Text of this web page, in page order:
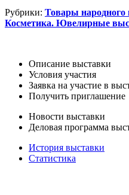
Рубрики: Товары народного
Косметика. Ювелирные
Описание выставки
Условия участия
Заявка на участие в
Получить приглашение
Новости выставки
Деловая программа
История выставки
Статистика